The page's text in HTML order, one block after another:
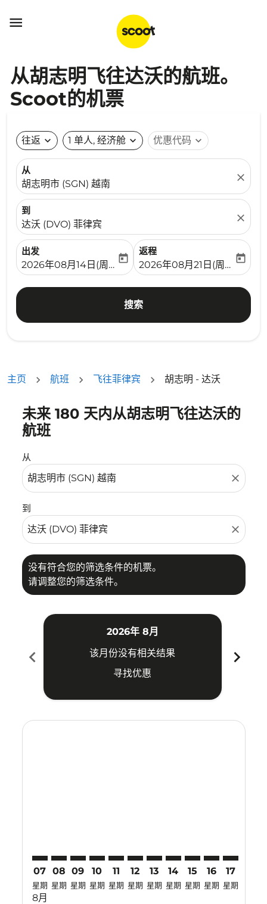

从胡志明飞往达沃的航班。
Scoot的机票
往返 expand_more 1 单人, 经济舱 expand_more 优惠代码 expand_more
从
胡志明市 (SGN) 越南
close
到
达沃 (DVO) 菲律宾
close
出发
fc-booking-departure-date-aria-label
2026年08月14日(周五)
today
返程
fc-booking-return-date-
2026年08月21日(周五)
today
搜索
主页 航班 飞往菲律宾 胡志明 - 达沃
未来 180 天内从胡志明飞往达沃的
航班
从
close
到
close
没有符合您的筛选条件的机票。
请调整您的筛选条件。
没有符合您的筛选条件的机票。请调整您的筛选条件。
chevron_left
2026年 8月
该月份没有相关结果
寻找优惠
chevron_right
07
星期
8月
08
星期
09
星期
10
星期
11
星期
12
星期
13
星期
14
星期
15
星期
16
星期
17
星期